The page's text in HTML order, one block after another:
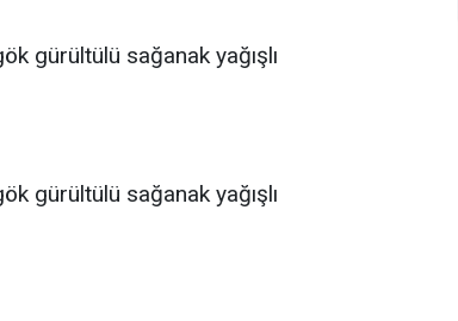
gürültülü sağanak yağışlı
gürültülü sağanak yağışlı